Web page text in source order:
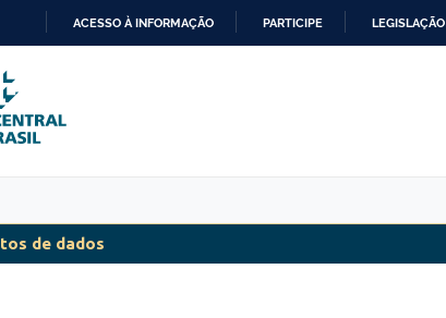
ACESSO À INFORMAÇÃO PARTICIPE LEGISLAÇÃO
de dados